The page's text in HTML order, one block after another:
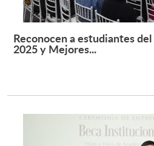
Reconocen a estudiantes
2025 y Mejores...